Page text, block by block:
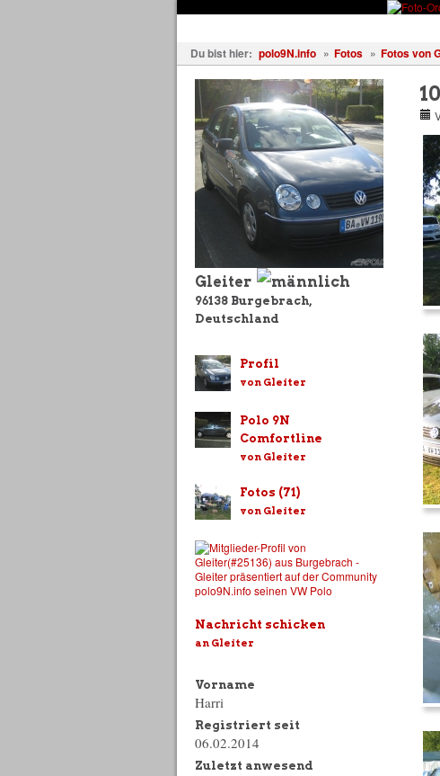
Du bist hier: polo9N.info » Fotos » Fotos von
Gleiter
96138 Burgebrach,
Deutschland
Profil
von Gleiter
Polo 9N
Comfortline
von Gleiter
Fotos (71)
von Gleiter
Nachricht schicken
an Gleiter
Vorname
Harri
Registriert seit
06.02.2014
Zuletzt anwesend